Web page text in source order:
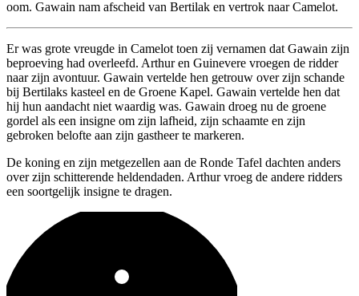
oom. Gawain nam afscheid van Bertilak en vertrok naar Camelot.
Er was grote vreugde in Camelot toen zij vernamen dat Gawain zijn
beproeving had overleefd. Arthur en Guinevere vroegen de ridder
naar zijn avontuur. Gawain vertelde hen getrouw over zijn schande
bij Bertilaks kasteel en de Groene Kapel. Gawain vertelde hen dat
hij hun aandacht niet waardig was. Gawain droeg nu de groene
gordel als een insigne om zijn lafheid, zijn schaamte en zijn
gebroken belofte aan zijn gastheer te markeren.
De koning en zijn metgezellen aan de Ronde Tafel dachten anders
over zijn schitterende heldendaden. Arthur vroeg de andere ridders
een soortgelijk insigne te dragen.